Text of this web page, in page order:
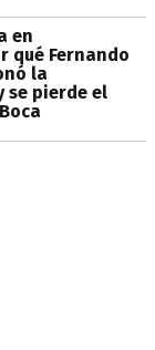
en
qué Fernando
la
se pierde el